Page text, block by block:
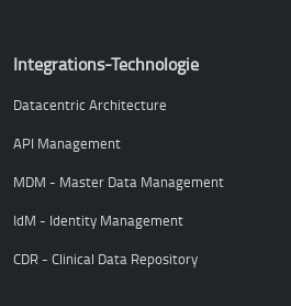
Integrations-Technologie
Datacentric Architecture
API Management
MDM - Master Data Management
IdM - Identity Management
CDR - Clinical Data Repository